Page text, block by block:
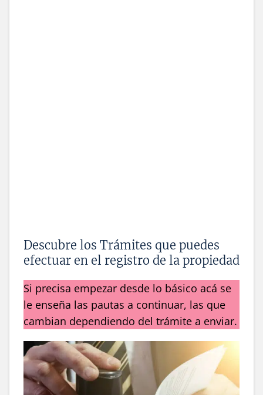
Descubre los Trámites que puedes
efectuar en el registro de la propiedad
Si precisa empezar desde lo básico acá se
le enseña las pautas a continuar, las que
cambian dependiendo del trámite a enviar.